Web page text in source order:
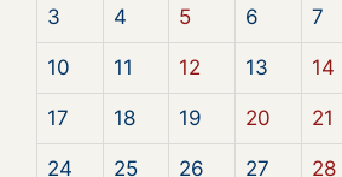
3 4 5 6 7
10 11 12 13 14
17 18 19 20 21
24 25 26 27 28